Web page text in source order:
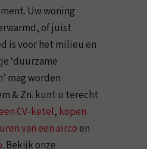
Uw woning
of juist
is voor het milieu en
‘duurzame
mag worden
& Zn. kunt u terecht
CV-ketel, kopen
van een airco en
. Bekijk onze